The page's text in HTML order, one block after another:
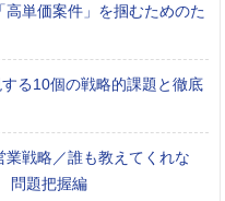
単価案件」を掴むためのた
る10個の戦略的課題と徹底
業戦略／誰も教えてくれな
問題把握編